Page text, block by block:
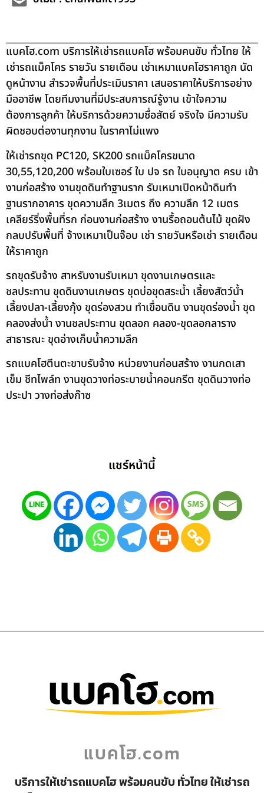
แบคโฮ.com บริการให้เช่ารถแบคโฮ พร้อมคนขับ ทั่วไทย ให้
เช่ารถแม็คโคร รายวัน รายเดือน เช่าเหมาแบคโฮราคาถูก นัด
ดูหน้างาน สำรวจพื้นที่ประเมินราคา เสนอราคาให้บริการอย่าง
มืออาชีพ โดยทีมงานที่มีประสบการณ์รู้งาน เข้าใจความ
ต้องการลูกค้า ให้บริการด้วยความซื่อสัตย์ จริงใจ มีความรับ
ผิดชอบต่องานทุกงาน ในราคาไม่แพง
ให้เช่ารถขุด PC120, SK200 รถแม็คโครขนาด
30,55,120,200 พร้อมใบเซอร์ ใบ ปจ รถ ใบอนุญาต ครบ เข้า
งานก่อสร้าง งานขุดดินทำฐานราก รับเหมาเปิดหน้าดินทำ
ฐานรากอาคาร ขุดความลึก 3เมตร ถึง ความลึก 12 เมตร
เคลียร์ริ่งพื้นที่รก ก่อนงานก่อสร้าง งานรื้อถอนต้นไม้ ขุดฝัง
กลบปรับพื้นที่ จ้างเหมาเป็นจ๊อบ เช่า รายวันหรือเช่า รายเดือน
ให้ราคาถูก
รถขุดรับจ้าง สาหรับงานรับเหมา ขุดงานเกษตรและ
ชลประทาน ขุดดินงานเกษตร ขุดบ่อขุดสระน้ำ เลี้ยงสัตว์น้ำ
เลี้ยงปลา-เลี้ยงกุ้ง ขุดร่องสวน ทำเขื่อนดิน งานขุดร่องน้ำ ขุด
คลองส่งน้ำ งานชลประทาน ขุดลอก คลอง-ขุดลอกลาราง
สาธารณะ ขุดอ่างเก็บน้ำความลึก
รถแบคโฮตีนตะขาบรับจ้าง หน่วยงานก่อนสร้าง งานกดเสา
เข็ม ชีทไพล์ท งานขุดวางท่อระบายน้ำคอนกรีต ขุดดินวางท่อ
ประปา วางท่อส่งก๊าซ
แชร์หน้านี้
แบคโฮ.com
บริการให้เช่ารถแบคโฮ พร้อมคนขับ ทั่วไทย ให้เช่ารถ